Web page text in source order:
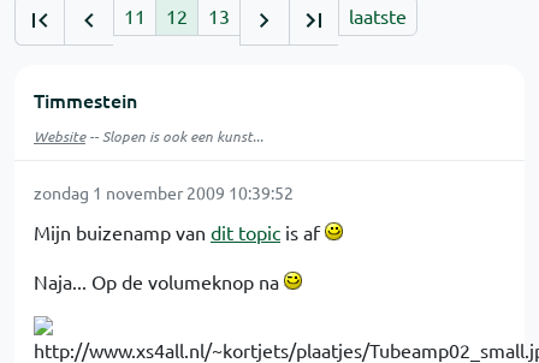
11 12 13 laatste
Timmestein
Website-- Slopen is ook een kunst...
zondag 1 november 2009 10:39:52
Mijn buizenamp van dit topic is af
Naja... Op de volumeknop na